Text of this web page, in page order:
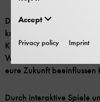
Dann seid ihr bei uns
kreativen Workshops für
Klasse möchten wir
Welt der Quanten
eure Zukunft beeinflussen
Durch interaktive Spiele
Accept
Privacy policy Imprint